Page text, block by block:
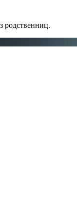
родственниц.